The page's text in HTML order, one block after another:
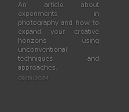
An article about
experiments in
photography and how to
expand your creative
horizons using
unconventional
techniques and
approaches.
09/19/2024